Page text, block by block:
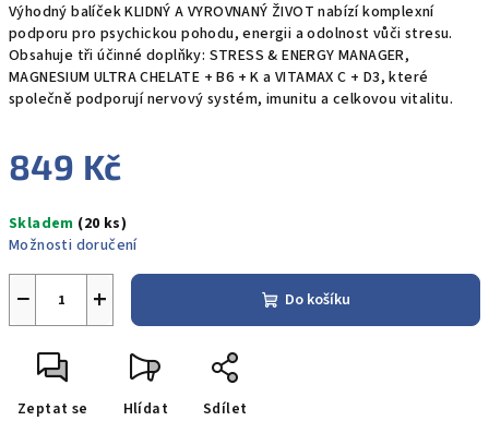
Výhodný balíček KLIDNÝ A VYROVNANÝ ŽIVOT nabízí komplexní
podporu pro psychickou pohodu, energii a odolnost vůči stresu.
Obsahuje tři účinné doplňky: STRESS & ENERGY MANAGER,
MAGNESIUM ULTRA CHELATE + B6 + K a VITAMAX C + D3, které
společně podporují nervový systém, imunitu a celkovou vitalitu.
849 Kč
cena:
Skladem (20 ks)
Možnosti doručení
+
− Do košíku
Zeptat se Hlídat Sdílet